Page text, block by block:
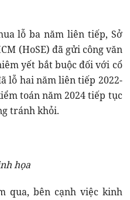
lỗ ba năm liên tiếp, Sở
(HoSE) đã gửi công văn
yết bắt buộc đối với cổ
lỗ hai năm liên tiếp 2022-
toán năm 2024 tiếp tục
tránh khỏi.
họa
qua, bên cạnh việc kinh